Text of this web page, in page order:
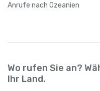
Anrufe nach Ozeanien
Wo rufen Sie an?
Ihr Land.